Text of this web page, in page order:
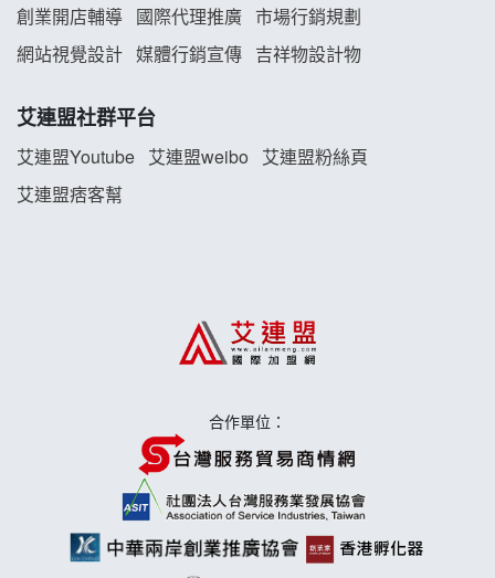
TEA TOP加盟說明會
珍好味臭臭鍋加盟說明會
藍象廷泰式火鍋加盟說明會
莫尼早餐Morni加盟說明會
創業開店輔導 國際代理推廣 市場行銷規劃
網站視覺設計 媒體行銷宣傳 吉祥物設計物
艾連盟社群平台
艾連盟Youtube 艾連盟weibo
艾連盟粉絲頁
艾連盟痞客幫
合作單位：